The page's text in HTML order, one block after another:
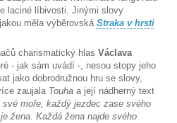
laciné líbivosti. Jinými slovy
měla výběrovská Straka v hrsti
charismatický hlas Václava
- jak sám uvádí -, nesou stopy jeho
jako dobrodružnou hru se slovy,
zaujala Touha a její nádherný text
moře, každý jezdec zase svého
žena. Každá žena najde svého